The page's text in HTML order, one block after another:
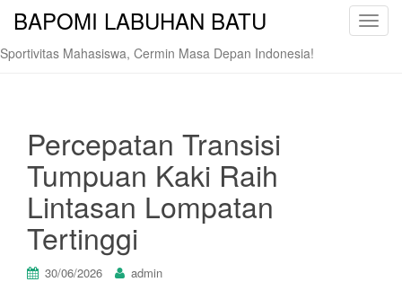
T
BAPOMI LABUHAN BATU
Sportivitas Mahasiswa, Cermin Masa Depan Indonesia!
Percepatan Transisi
Tumpuan Kaki Raih
Lintasan Lompatan
Tertinggi
30/06/2026 admin